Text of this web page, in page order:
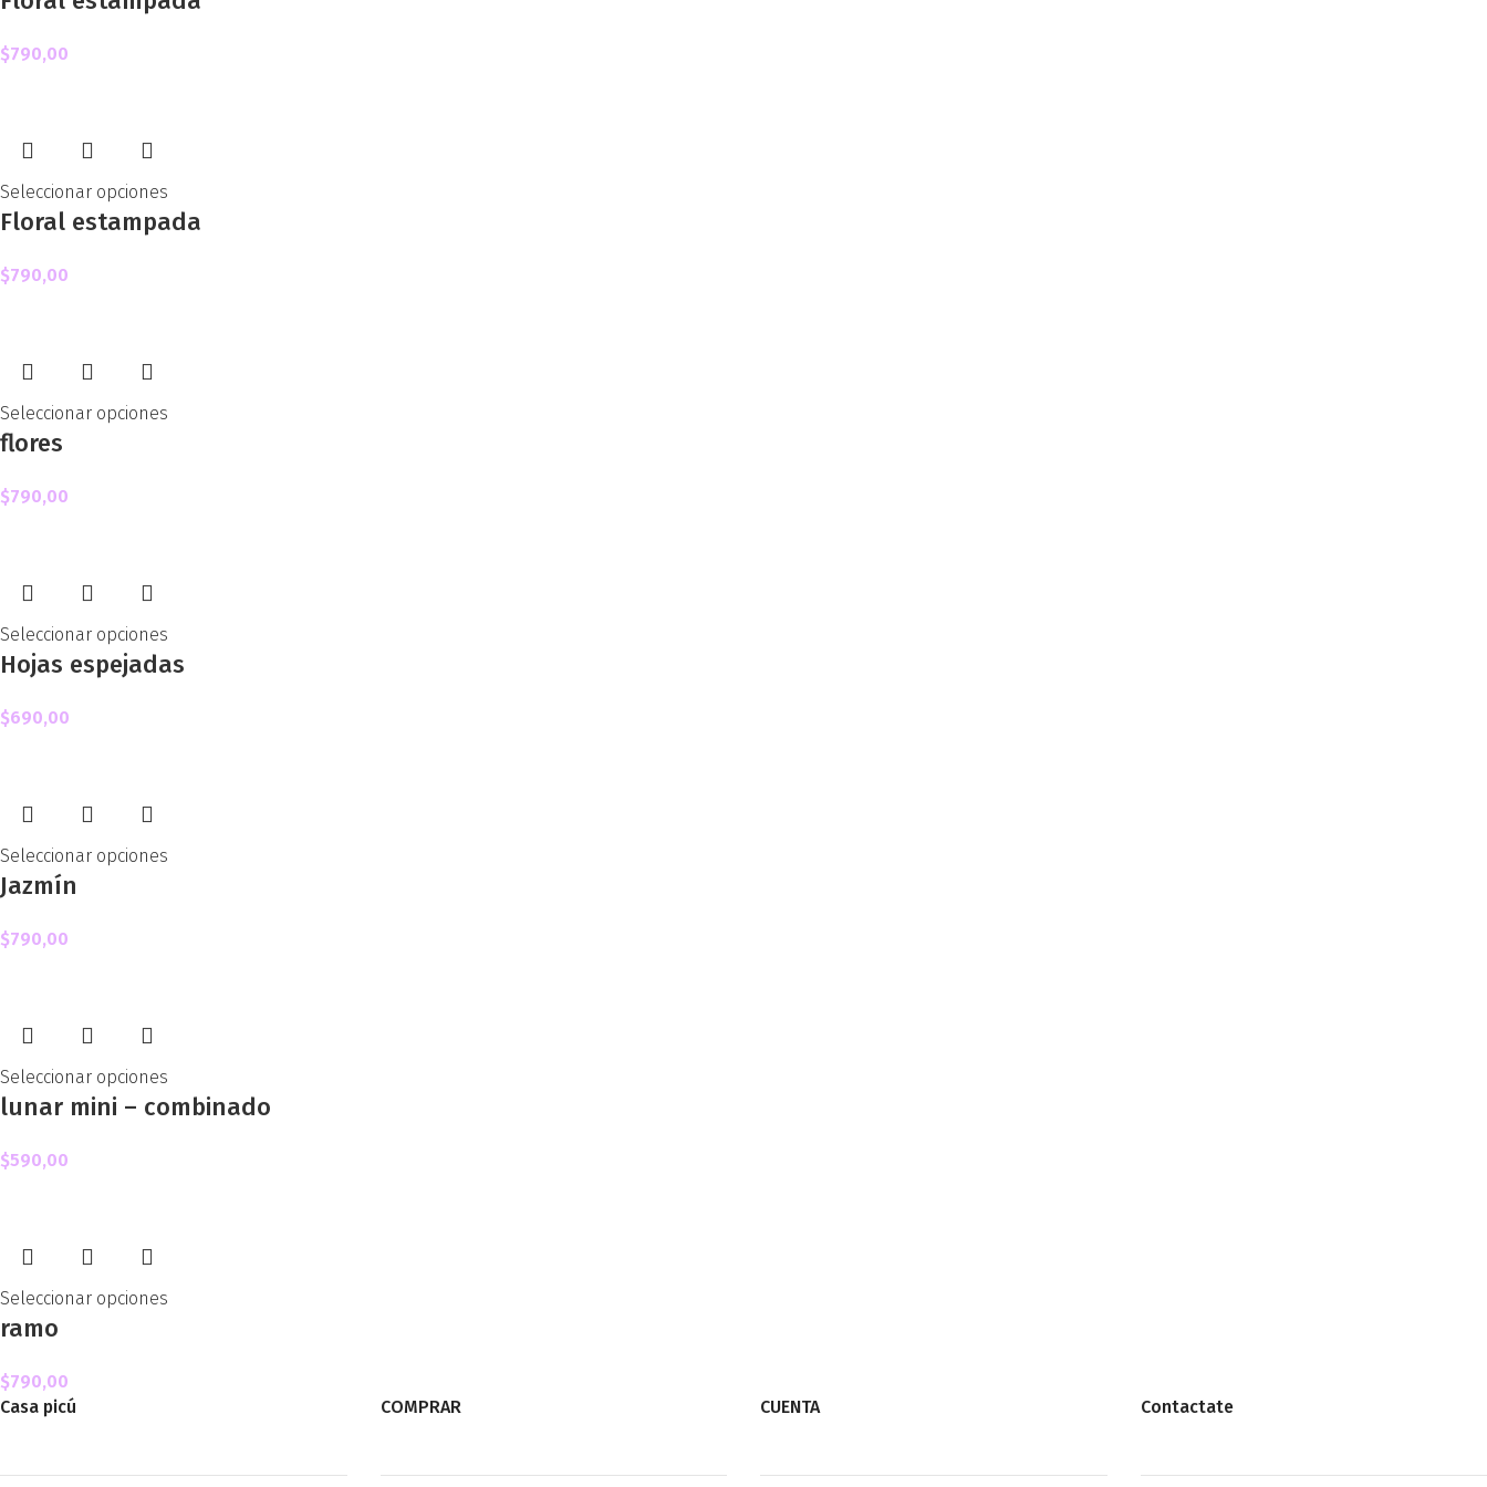
$790,00
Seleccionar opciones
Floral estampada
$790,00
Seleccionar opciones
flores
$790,00
Seleccionar opciones
Hojas espejadas
$690,00
Seleccionar opciones
Jazmín
$790,00
Seleccionar opciones
lunar mini – combinado
$590,00
Seleccionar opciones
ramo
$790,00
Casa picú
COMPRAR CUENTA Contactate